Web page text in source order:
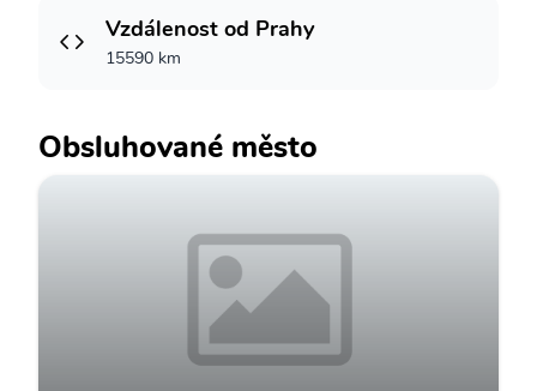
Vzdálenost od Prahy
15590 km
Obsluhované město